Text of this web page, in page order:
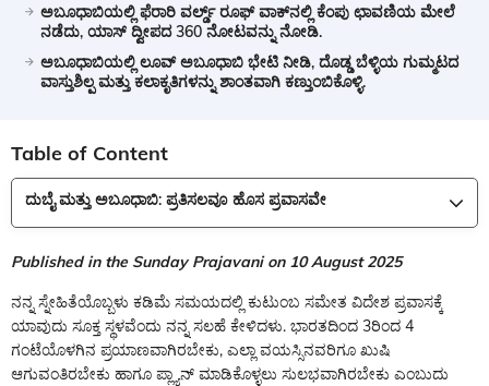
ಅಬೂಧಾಬಿಯಲ್ಲಿ ಫೆರಾರಿ ವರ್ಲ್ಡ್ ರೂಫ್ ವಾಕ್‌ನಲ್ಲಿ ಕೆಂಪು ಛಾವಣಿಯ ಮೇಲೆ
ನಡೆದು, ಯಾಸ್ ದ್ವೀಪದ 360 ನೋಟವನ್ನು ನೋಡಿ.
ಅಬೂಧಾಬಿಯಲ್ಲಿ ಲೂವ್ ಅಬೂಧಾಬಿ ಭೇಟಿ ನೀಡಿ, ದೊಡ್ಡ ಬೆಳ್ಳಿಯ ಗುಮ್ಮಟದ
ವಾಸ್ತುಶಿಲ್ಪ ಮತ್ತು ಕಲಾಕೃತಿಗಳನ್ನು ಶಾಂತವಾಗಿ ಕಣ್ತುಂಬಿಕೊಳ್ಳಿ.
Table of Content
ದುಬೈ ಮತ್ತು ಅಬೂಧಾಬಿ: ಪ್ರತಿಸಲವೂ ಹೊಸ ಪ್ರವಾಸವೇ
Published in the Sunday Prajavani on 10 August 2025
ನನ್ನ ಸ್ನೇಹಿತೆಯೊಬ್ಬಳು ಕಡಿಮೆ ಸಮಯದಲ್ಲಿ ಕುಟುಂಬ ಸಮೇತ ವಿದೇಶ ಪ್ರವಾಸಕ್ಕೆ
ಯಾವುದು ಸೂಕ್ತ ಸ್ಥಳವೆಂದು ನನ್ನ ಸಲಹೆ ಕೇಳಿದಳು. ಭಾರತದಿಂದ 3ರಿಂದ 4
ಗಂಟೆಯೊಳಗಿನ ಪ್ರಯಾಣವಾಗಿರಬೇಕು, ಎಲ್ಲಾ ವಯಸ್ಸಿನವರಿಗೂ ಖುಷಿ
ಆಗುವಂತಿರಬೇಕು ಹಾಗೂ ಪ್ಲ್ಯಾನ್ ಮಾಡಿಕೊಳ್ಳಲು ಸುಲಭವಾಗಿರಬೇಕು ಎಂಬುದು